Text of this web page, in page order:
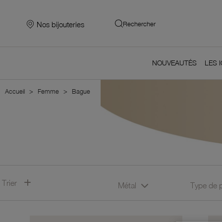
Nos bijouteries Rechercher
NOUVEAUTÉS LES
Accueil Femme Bague
Trier Métal Type de